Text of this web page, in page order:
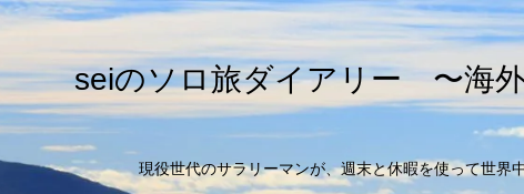
seiのソロ旅ダイアリー 〜海
現役世代のサラリーマンが、週末と休暇を使って世界